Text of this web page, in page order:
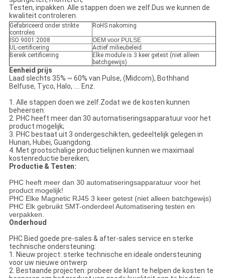
Testen, inpakken. Alle stappen doen we zelf.Dus we kunnen de
kwaliteit controleren.
Gefabriceerd onder strikte
controles
RoHS nakoming
ISO 9001:2008
OEM voor PULSE
UL-certificering
Actief milieubeleid
Bereik certificering
Elke module is 3 keer getest (niet alleen
batchgewijs)
Eenheid prijs
Laad slechts 35% ~ 60% van Pulse, (Midcom), Bothhand
Belfuse, Tyco, Halo, .... Enz.
1. Alle stappen doen we zelf.Zodat we de kosten kunnen
beheersen:
2. PHC heeft meer dan 30 automatiseringsapparatuur voor het
product mogelijk;
3. PHC bestaat uit 3 ondergeschikten, gedeeltelijk gelegen in
Hunan, Hubei, Guangdong.
4. Met grootschalige productielijnen kunnen we maximaal
kostenreductie bereiken;
Productie & Testen:
PHC heeft meer dan 30 automatiseringsapparatuur voor het
product mogelijk!
PHC Elke Magnetic RJ45 3 keer getest (niet alleen batchgewijs)
PHC Elk gebruikt SMT-onderdeel Automatisering testen en
verpakken.
Onderhoud
PHC Bied goede pre-sales & after-sales service en sterke
technische ondersteuning:
1. Nieuw project: sterke technische en ideale ondersteuning
voor uw nieuwe ontwerp
2. Bestaande projecten: probeer de klant te helpen de kosten te